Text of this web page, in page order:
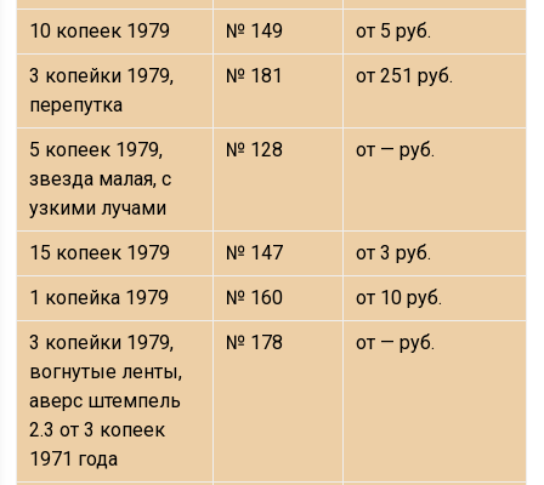
10 копеек 1979
№ 149
от 5 руб.
3 копейки 1979,
перепутка
№ 181 от 251 руб.
5 копеек 1979,
звезда малая, с
узкими лучами
№ 128 от — руб.
15 копеек 1979 № 147
от 3 руб.
1 копейка 1979
№ 160
от 10 руб.
3 копейки 1979,
вогнутые ленты,
аверс штемпель
2.3 от 3 копеек
1971 года
№ 178 от — руб.